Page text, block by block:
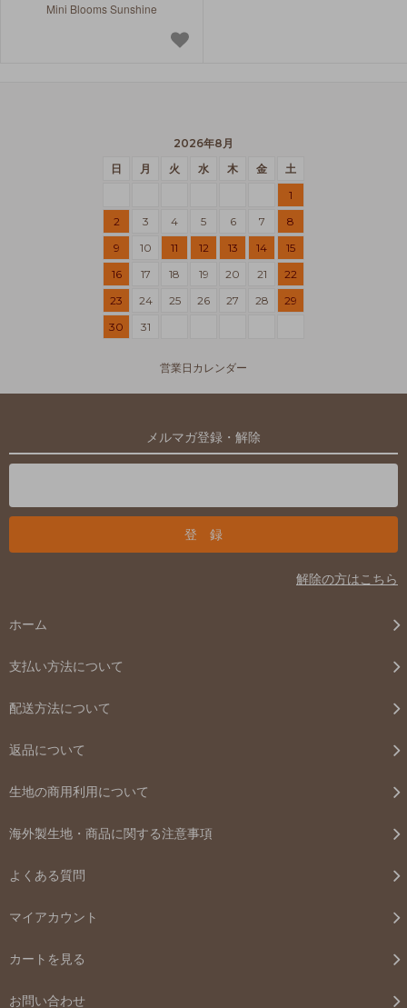
Mini Blooms Sunshine
2026年8月
日
月 火 水 木 金
土
1
2
3 4 5 6 7
8
9
10 11 12 13 14
15
16
17 18 19 20 21
22
23
24 25 26 27 28
29
30
31
営業日カレンダー
メルマガ登録・解除
解除の方はこちら
ホーム
支払い方法について
配送方法について
返品について
生地の商用利用について
海外製生地・商品に関する注意事項
よくある質問
マイアカウント
カートを見る
お問い合わせ